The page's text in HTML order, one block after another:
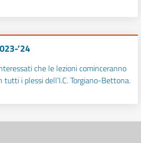
’24
che le lezioni cominceranno
i plessi dell’I.C. Torgiano-Bettona.